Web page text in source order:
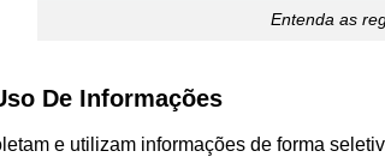
Entenda as
De Informações
e utilizam informações de forma